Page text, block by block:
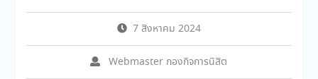
7 สิงหาคม 2024
Webmaster กองกิจการนิสิต